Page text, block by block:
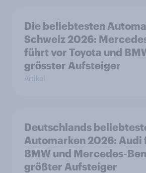
Die beliebtesten
Schweiz 2026:
führt vor Toyota und
grösster Aufsteiger
Artikel
Deutschlands
Automarken 2026: Audi
BMW und Mercedes-
größter Aufsteiger